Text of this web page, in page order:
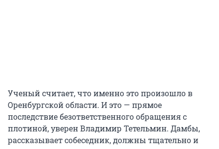
Ученый считает, что именно это произошло в
Оренбургской области. И это — прямое
последствие безответственного обращения с
плотиной, уверен Владимир Тетельмин. Дамбы,
рассказывает собеседник, должны тщательно и